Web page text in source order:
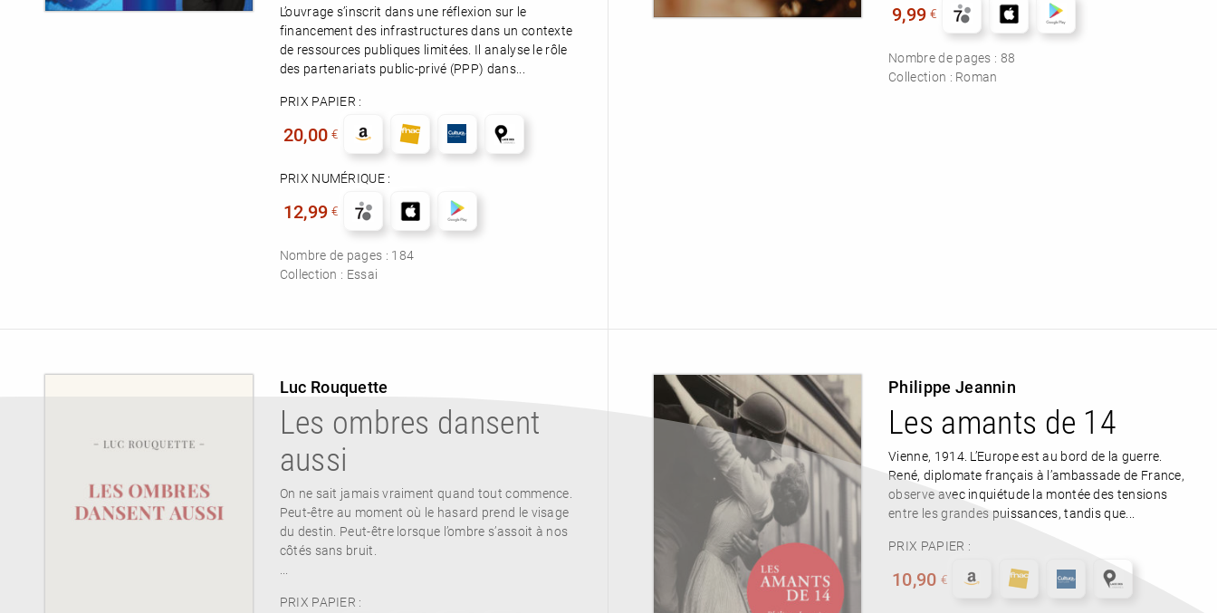
L’ouvrage s’inscrit dans une réflexion sur le
financement des infrastructures dans un contexte
de ressources publiques limitées. Il analyse le rôle
des partenariats public-privé (PPP) dans...
PRIX PAPIER :
20,00 €
PRIX NUMÉRIQUE :
12,99 €
Nombre de pages : 184
Collection : Essai
9,99 €
Nombre de pages : 88
Collection : Roman
Luc Rouquette
Les ombres dansent
aussi
On ne sait jamais vraiment quand tout commence.
Peut-être au moment où le hasard prend le visage
du destin. Peut-être lorsque l’ombre s’assoit à nos
côtés sans bruit.
...
PRIX PAPIER :
Philippe Jeannin
Les amants de 14
Vienne, 1914. L’Europe est au bord de la guerre.
René, diplomate français à l’ambassade de France,
observe avec inquiétude la montée des tensions
entre les grandes puissances, tandis que...
PRIX PAPIER :
10,90 €